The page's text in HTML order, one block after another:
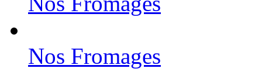
Nos Fromages